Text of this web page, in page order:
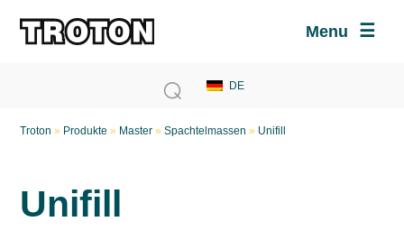
Menu
Troton » Produkte » Master »Spachtelmassen » Unifill
Unifill